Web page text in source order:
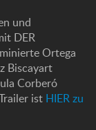
und
DER
Ortega
Biscayart
Corberó
ist HIER zu